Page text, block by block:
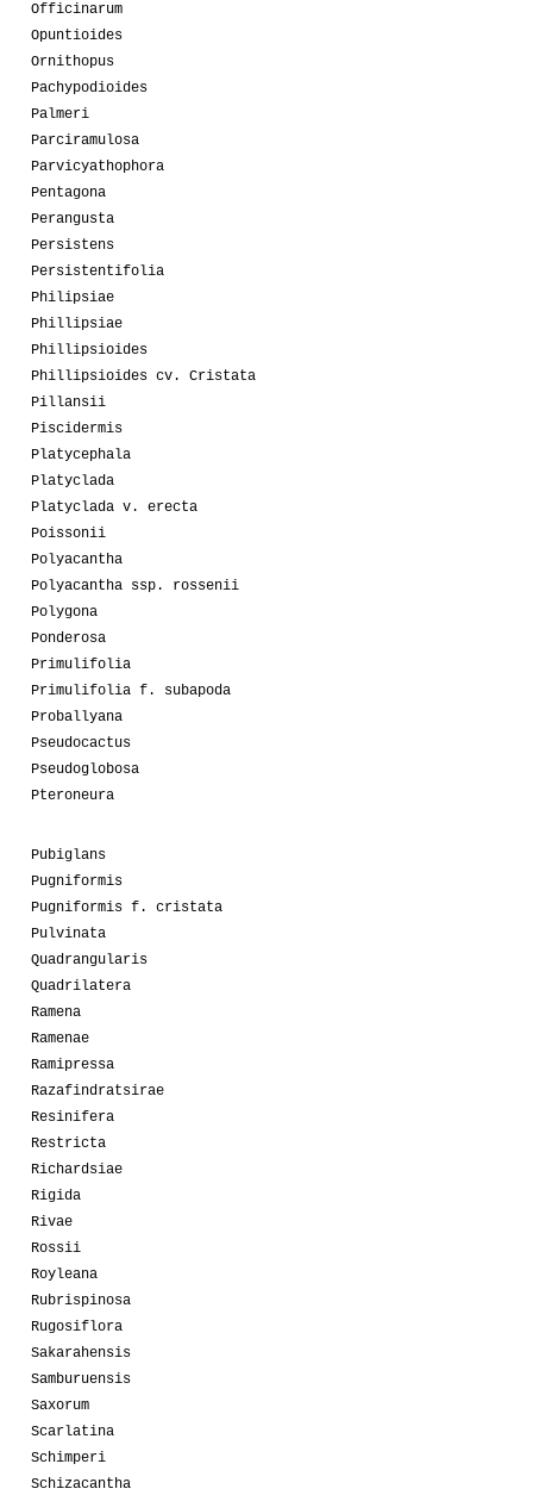
Officinarum
Opuntioides
Ornithopus
Pachypodioides
Palmeri
Parciramulosa
Parvicyathophora
Pentagona
Perangusta
Persistens
Persistentifolia
Philipsiae
Phillipsiae
Phillipsioides
Phillipsioides cv. Cristata
Pillansii
Piscidermis
Platycephala
Platyclada
Platyclada v. erecta
Poissonii
Polyacantha
Polyacantha ssp. rossenii
Polygona
Ponderosa
Primulifolia
Primulifolia f. subapoda
Proballyana
Pseudocactus
Pseudoglobosa
Pteroneura
Pubiglans
Pugniformis
Pugniformis f. cristata
Pulvinata
Quadrangularis
Quadrilatera
Ramena
Ramenae
Ramipressa
Razafindratsirae
Resinifera
Restricta
Richardsiae
Rigida
Rivae
Rossii
Royleana
Rubrispinosa
Rugosiflora
Sakarahensis
Samburuensis
Saxorum
Scarlatina
Schimperi
Schizacantha